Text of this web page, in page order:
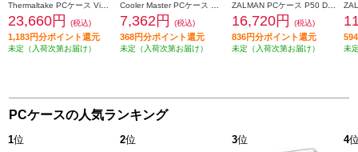
Thermaltake PCケース View 600 TG Future Dusk CA-11H-00FNWN-00
23,660円 (税込)
1,183円分ポイント還元
未定（入荷次第お届け）
Cooler Master PCケース Elite 502 Lite E502L-KGNN-S00
7,362円 (税込)
368円分ポイント還元
未定（入荷次第お届け）
ZALMAN PCケース P50 DS Black P50-DS-BLACK
16,720円 (税込)
836円分ポイント還元
未定（入荷次第お届け） 未
PCケースの人気ランキング
1位 2位 3位 4